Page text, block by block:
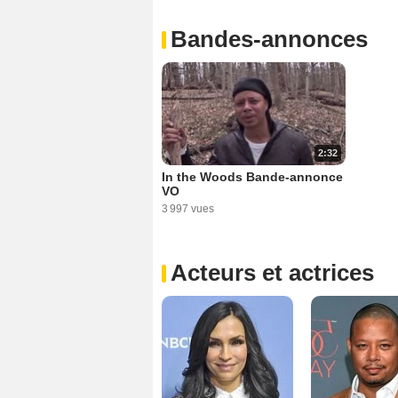
Bandes-annonces
2:32
In the Woods Bande-annonce
VO
3 997 vues
Acteurs et actrices